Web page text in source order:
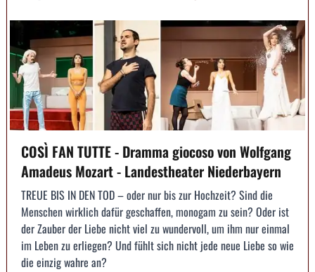
COSÌ FAN TUTTE - Dramma giocoso von Wolfgang
Amadeus Mozart - Landestheater Niederbayern
TREUE BIS IN DEN TOD – oder nur bis zur Hochzeit? Sind die
Menschen wirklich dafür geschaffen, monogam zu sein? Oder ist
der Zauber der Liebe nicht viel zu wundervoll, um ihm nur einmal
im Leben zu erliegen? Und fühlt sich nicht jede neue Liebe so wie
die einzig wahre an?